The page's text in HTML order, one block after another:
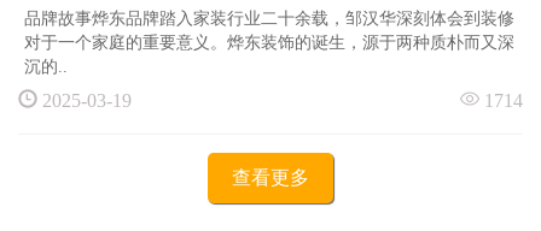
品牌故事烨东品牌踏入家装行业二十余载，邹汉华深刻体会到装修
对于一个家庭的重要意义。烨东装饰的诞生，源于两种质朴而又深
沉的..
2025-03-19 1714
查看更多